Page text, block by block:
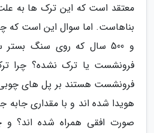
معتقد است که این ترک ها به
بناهاست. اما سوال این است که
و 500 سال که روی سنگ
فرونشست یا ترک نشده؟ چرا
فرونشست هستند بر پل های
هویدا شده اند و با مقداری جابه
صورت افقی همراه شده اند؟ و